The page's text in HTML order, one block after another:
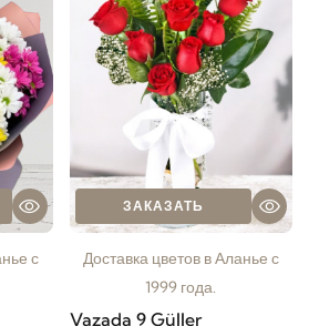
с
ЗАКАЗАТЬ
Доставка цветов в Аланье с
1999 года.
Vazada 9 Güller